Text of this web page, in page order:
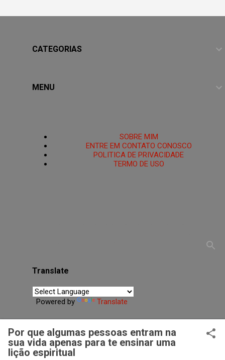
CATEGORIAS
MENU
SOBRE MIM
ENTRE EM CONTATO CONOSCO
POLITICA DE PRIVACIDADE
TERMO DE USO
equilíbrio interior, clareza espiritual e fortalecimento da
Translate
Powered by Translate
Por que algumas pessoas entram na
sua vida apenas para te ensinar uma
lição espiritual